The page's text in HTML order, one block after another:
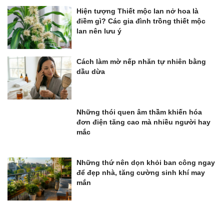
Hiện tượng Thiết mộc lan nở hoa là
điềm gì? Các gia đình trồng thiết mộc
lan nên lưu ý
Cách làm mờ nếp nhăn tự nhiên bằng
dầu dừa
Những thói quen âm thầm khiến hóa
đơn điện tăng cao mà nhiều người hay
mắc
Những thứ nên dọn khỏi ban công ngay
để đẹp nhà, tăng cường sinh khí may
mắn